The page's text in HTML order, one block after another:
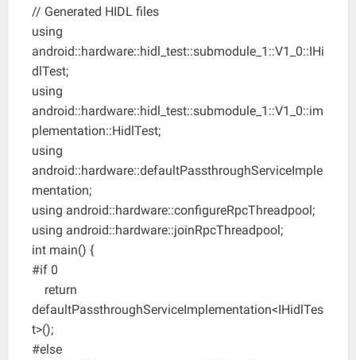
// Generated HIDL files
using
android::hardware::hidl_test::submodule_1::V1_0::IHi
dlTest;
using
android::hardware::hidl_test::submodule_1::V1_0::im
plementation::HidlTest;
using
android::hardware::defaultPassthroughServiceImple
mentation;
using android::hardware::configureRpcThreadpool;
using android::hardware::joinRpcThreadpool;
int main() {
#if 0
return
defaultPassthroughServiceImplementation<IHidlTes
t>();
#else